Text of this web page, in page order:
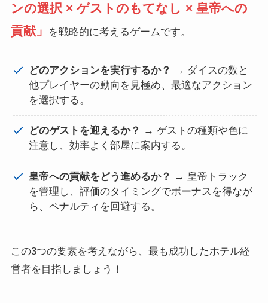
ンの選択 × ゲストのもてなし × 皇帝への
貢献」
を戦略的に考えるゲームです。
どのアクションを実行するか？
→ ダイスの数と
他プレイヤーの動向を見極め、最適なアクション
を選択する。
どのゲストを迎えるか？
→ ゲストの種類や色に
注意し、効率よく部屋に案内する。
皇帝への貢献をどう進めるか？
→ 皇帝トラック
を管理し、評価のタイミングでボーナスを得なが
ら、ペナルティを回避する。
この3つの要素を考えながら、最も成功したホテル経
営者を目指しましょう！